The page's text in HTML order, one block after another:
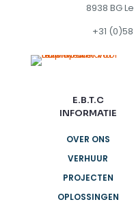
8938 BG
+31
E.B.T.C
INFORMATIE
OVER ONS
VERHUUR
PROJECTEN
OPLOSSINGEN